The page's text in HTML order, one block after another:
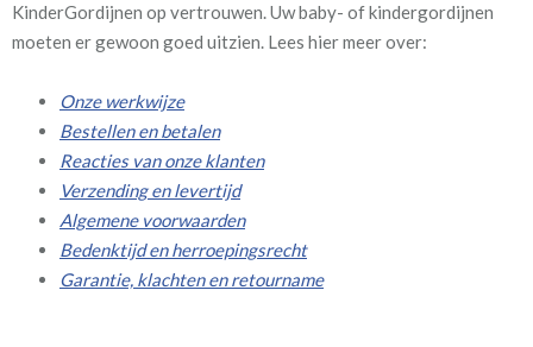
KinderGordijnen op vertrouwen. Uw baby- of kindergordijnen
moeten er gewoon goed uitzien. Lees hier meer over:
Onze werkwijze
Bestellen en betalen
Reacties van onze klanten
Verzending en levertijd
Algemene voorwaarden
Bedenktijd en herroepingsrecht
Garantie, klachten en retourname